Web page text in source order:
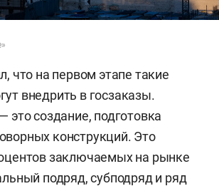
что на первом этапе такие
внедрить в госзаказы.
это создание, подготовка
конструкций. Это
заключаемых на рынке
подряд, субподряд и ряд